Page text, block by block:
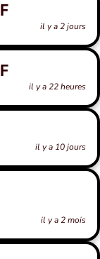
il y a 2 jours
il y a 22 heures
il y a 10 jours
il y a 2 mois